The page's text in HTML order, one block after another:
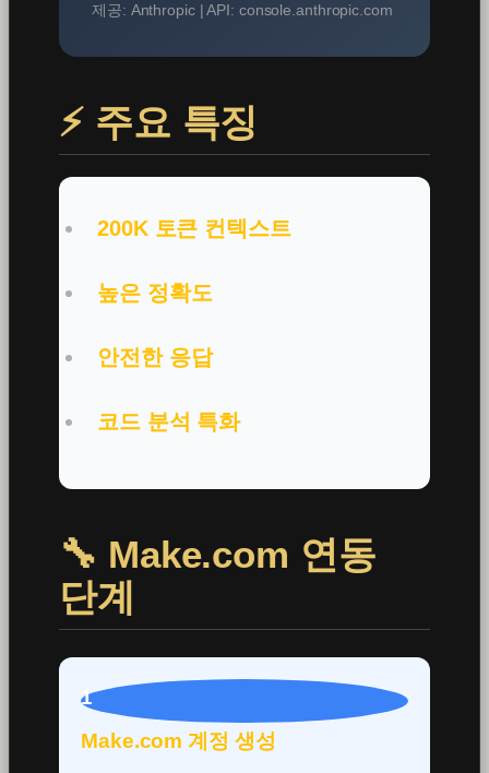
제공: Anthropic | API: console.anthropic.com
⚡ 주요 특징
200K 토큰 컨텍스트
높은 정확도
안전한 응답
코드 분석 특화
🔧 Make.com 연동
단계
1
Make.com 계정 생성